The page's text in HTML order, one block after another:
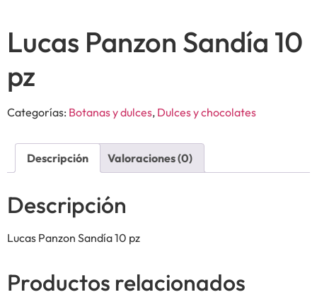
Lucas Panzon Sandía 10
pz
Categorías: Botanas y dulces, Dulces y chocolates
Descripción Valoraciones (0)
Descripción
Lucas Panzon Sandía 10 pz
Productos relacionados